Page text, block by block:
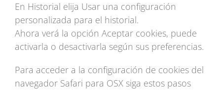
En Historial elija Usar una configuración
personalizada para el historial.
Ahora verá la opción Aceptar cookies, puede
activarla o desactivarla según sus preferencias.
Para acceder a la configuración de cookies del
navegador Safari para OSX siga estos pasos